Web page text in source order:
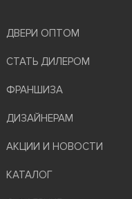
ДВЕРИ ОПТОМ
СТАТЬ ДИЛЕРОМ
ФРАНШИЗА
ДИЗАЙНЕРАМ
АКЦИИ И НОВОСТИ
КАТАЛОГ